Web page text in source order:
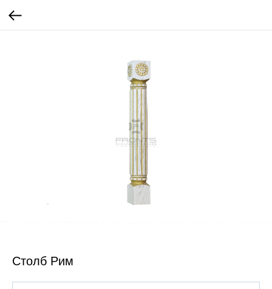
Столб Рим